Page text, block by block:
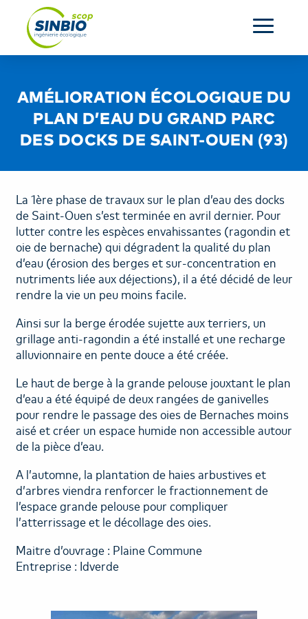
L’ENTREPRISE
SERVICES
ACTUALITÉS
CONTACT
OUR COMPANY
RECRUTEMENT
AMÉLIORATION ÉCOLOGIQUE DU
PLAN D’EAU DU GRAND PARC
DES DOCKS DE SAINT-OUEN (93)
La 1ère phase de travaux sur le plan d’eau des docks
de Saint-Ouen s’est terminée en avril dernier. Pour
lutter contre les espèces envahissantes (ragondin et
oie de bernache) qui dégradent la qualité du plan
d’eau (érosion des berges et sur-concentration en
nutriments liée aux déjections), il a été décidé de leur
rendre la vie un peu moins facile.
Ainsi sur la berge érodée sujette aux terriers, un
grillage anti-ragondin a été installé et une recharge
alluvionnaire en pente douce a été créée.
Le haut de berge à la grande pelouse jouxtant le plan
d’eau a été équipé de deux rangées de ganivelles
pour rendre le passage des oies de Bernaches moins
aisé et créer un espace humide non accessible autour
de la pièce d’eau.
A l’automne, la plantation de haies arbustives et
d’arbres viendra renforcer le fractionnement de
l’espace grande pelouse pour compliquer
l’atterrissage et le décollage des oies.
Maitre d’ouvrage : Plaine Commune
Entreprise : Idverde